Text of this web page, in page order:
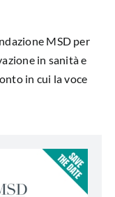
MSD per
in sanità e
in cui la voce